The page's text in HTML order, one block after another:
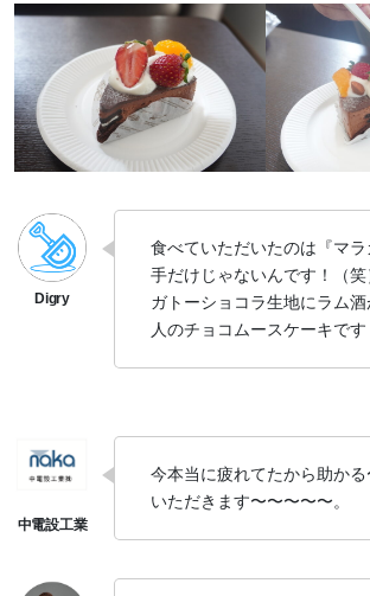
食べていただいたのは『マ
手だけじゃないんです！（笑
ガトーショコラ生地にラム
人のチョコムースケーキです
今本当に疲れてたから助かる
いただきます〜〜〜〜〜。